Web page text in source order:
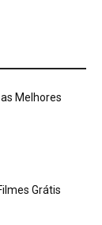
Melhores
Grátis